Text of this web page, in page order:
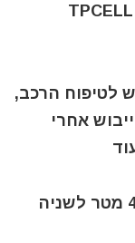
מומלץ להצטייד בסוללת מקיטה או TPCELL
לטיפוח הרכב,
אחרי